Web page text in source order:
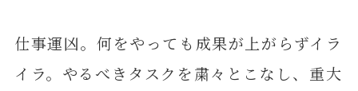
仕事運凶。何をやっても成果が上がらずイラ
イラ。やるべきタスクを粛々とこなし、重大